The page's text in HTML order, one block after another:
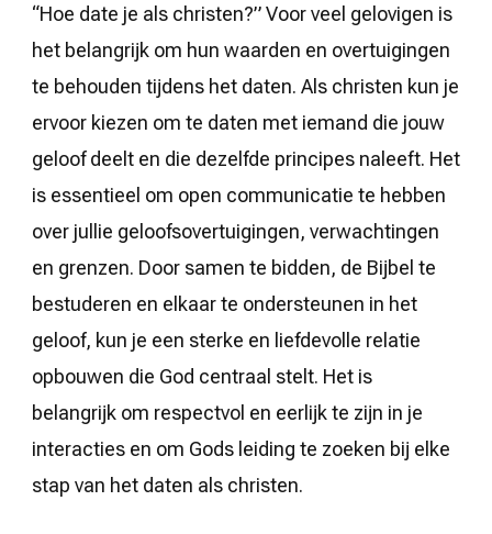
“Hoe date je als christen?” Voor veel gelovigen is
het belangrijk om hun waarden en overtuigingen
te behouden tijdens het daten. Als christen kun je
ervoor kiezen om te daten met iemand die jouw
geloof deelt en die dezelfde principes naleeft. Het
is essentieel om open communicatie te hebben
over jullie geloofsovertuigingen, verwachtingen
en grenzen. Door samen te bidden, de Bijbel te
bestuderen en elkaar te ondersteunen in het
geloof, kun je een sterke en liefdevolle relatie
opbouwen die God centraal stelt. Het is
belangrijk om respectvol en eerlijk te zijn in je
interacties en om Gods leiding te zoeken bij elke
stap van het daten als christen.